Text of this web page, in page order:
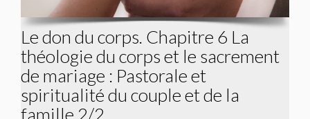
Le don du corps. Chapitre 6 La
théologie du corps et le sacrement
de mariage : Pastorale et
spiritualité du couple et de la
famille 2/2